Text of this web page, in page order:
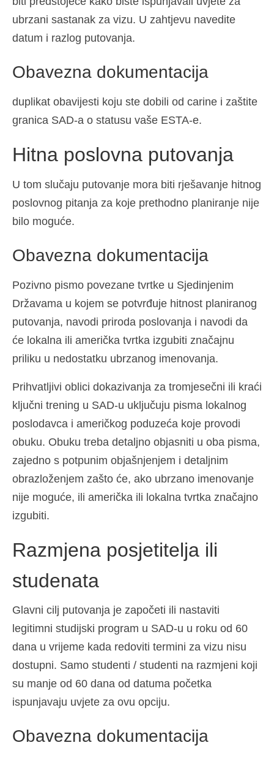
ubrzani sastanak za vizu. U zahtjevu navedite
datum i razlog putovanja.
Obavezna dokumentacija
duplikat obavijesti koju ste dobili od carine i zaštite
granica SAD-a o statusu vaše ESTA-e.
Hitna poslovna putovanja
U tom slučaju putovanje mora biti rješavanje hitnog
poslovnog pitanja za koje prethodno planiranje nije
bilo moguće.
Obavezna dokumentacija
Pozivno pismo povezane tvrtke u Sjedinjenim
Državama u kojem se potvrđuje hitnost planiranog
putovanja, navodi priroda poslovanja i navodi da
će lokalna ili američka tvrtka izgubiti značajnu
priliku u nedostatku ubrzanog imenovanja.
Prihvatljivi oblici dokazivanja za tromjesečni ili kraći
ključni trening u SAD-u uključuju pisma lokalnog
poslodavca i američkog poduzeća koje provodi
obuku. Obuku treba detaljno objasniti u oba pisma,
zajedno s potpunim objašnjenjem i detaljnim
obrazloženjem zašto će, ako ubrzano imenovanje
nije moguće, ili američka ili lokalna tvrtka značajno
izgubiti.
Razmjena posjetitelja ili
studenata
Glavni cilj putovanja je započeti ili nastaviti
legitimni studijski program u SAD-u u roku od 60
dana u vrijeme kada redoviti termini za vizu nisu
dostupni. Samo studenti / studenti na razmjeni koji
su manje od 60 dana od datuma početka
ispunjavaju uvjete za ovu opciju.
Obavezna dokumentacija